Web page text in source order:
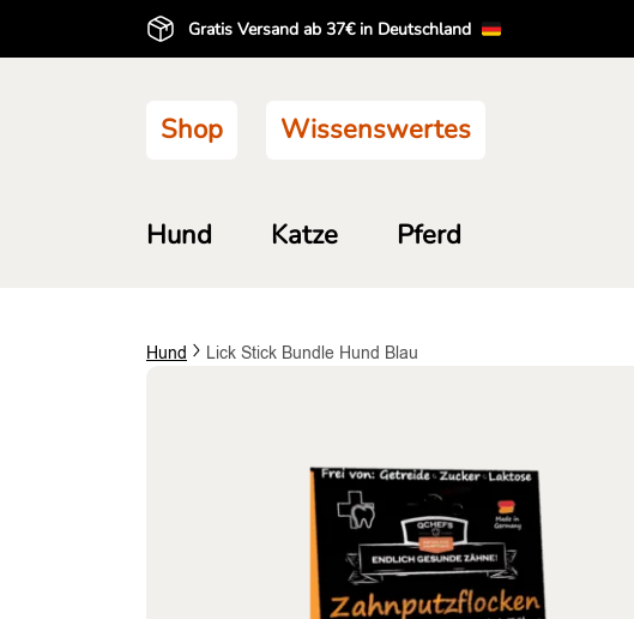
Gratis Versand ab 37€ in Deutschland
Shop Wissenswertes
Hund Katze Pferd
Hund Lick Stick Bundle Hund Blau